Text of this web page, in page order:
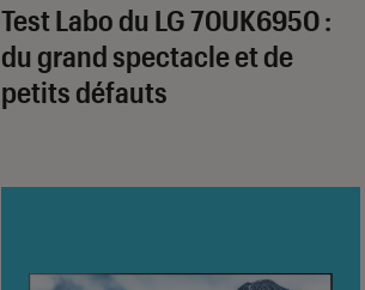
Test Labo du LG 70UK6950 :
du grand spectacle et de
petits défauts